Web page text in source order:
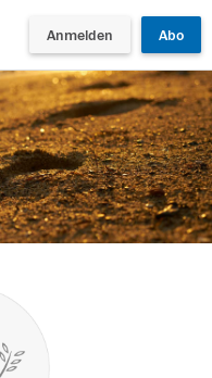
Anmelden Abo